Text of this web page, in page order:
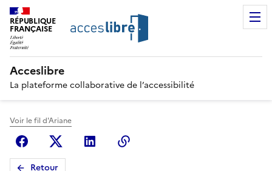
RÉPUBLIQUE
FRANÇAISE
Acceslibre
La plateforme collaborative de l’accessibilité
Voir le fil d'Ariane
FacebookX (anciennement Twitter)
Linkedin
Retour